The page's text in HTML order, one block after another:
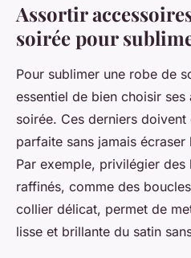
Assortir
soirée pour
Pour sublimer une robe de
essentiel de bien choisir
soirée. Ces derniers
parfaite sans jamais
Par exemple, privilégier
raffinés, comme des
collier délicat, permet de
lisse et brillante du satin